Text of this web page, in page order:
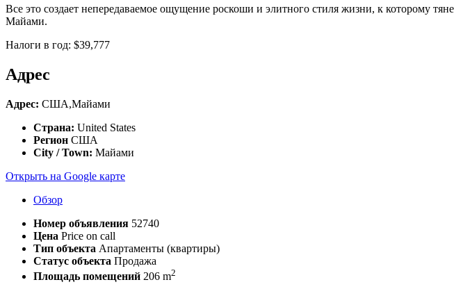
Все это создает непередаваемое ощущение роскоши и элитного стиля жизни, к которому
Майами.
Налоги в год: $39,777
Адрес
Адрес: США,Майами
Страна: United States
Регион США
City / Town: Майами
Открыть на Google карте
Обзор
Номер объявления 52740
Цена Price on call
Тип объекта Апартаменты (квартиры)
Статус объекта Продажа
Площадь помещений 206 m2